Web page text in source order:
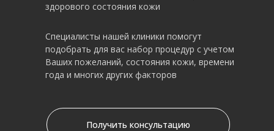
здорового состояния кожи
Специалисты нашей клиники помогут
подобрать для вас набор процедур с учетом
Ваших пожеланий, состояния кожи, времени
года и многих других факторов
Получить консультацию